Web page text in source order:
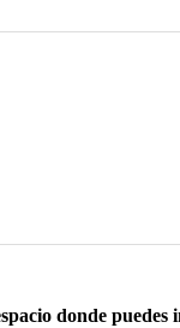
donde puedes